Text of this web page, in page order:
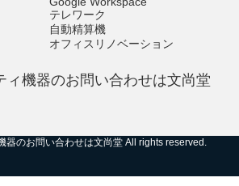
テレワーク
自動精算機
オフィスリノベーション
機器のお問い合わせは文尚堂
器のお問い合わせは文尚堂 All rights reserved.